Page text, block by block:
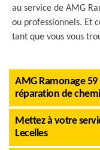
au service de AMG
ou professionnels. Et
tant que vous vous
AMG Ramonage 59
réparation de
Mettez à votre
Lecelles